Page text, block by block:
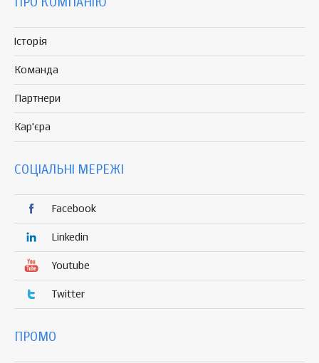
ПРО КОМПАНІЮ
Історія
Команда
Партнери
Кар'єра
СОЦІАЛЬНІ МЕРЕЖІ
Facebook
Linkedin
Youtube
Twitter
ПРОМО